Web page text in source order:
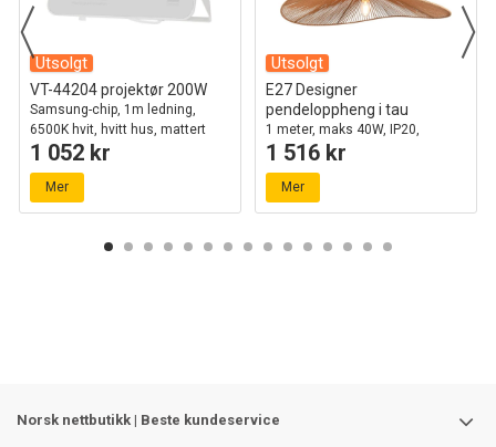
Utsolgt
VT-44204 projektør 200W
Samsung-chip, 1m ledning,
6500K hvit, hvitt hus, mattert
glass, IP65
1 052 kr
Mer
Utsolgt
E27 Designer
pendeloppheng i tau
1 meter, maks 40W, IP20,
Ø80cm, 2 års garanti
1 516 kr
Mer
Norsk nettbutikk | Beste kundeservice